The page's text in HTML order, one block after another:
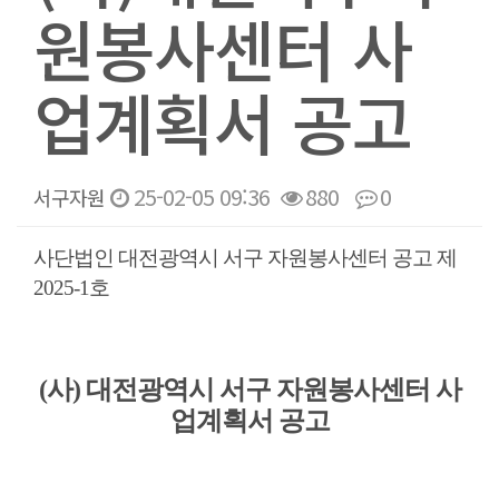
원봉사센터 사
업계획서 공고
서구자원 25-02-05 09:36 880 0
본문
사단법인 대전광역시 서구 자원봉사센터 공고 제
2025-1호
(사) 대전광역시 서구 자원봉사센터 사
업계획서 공고